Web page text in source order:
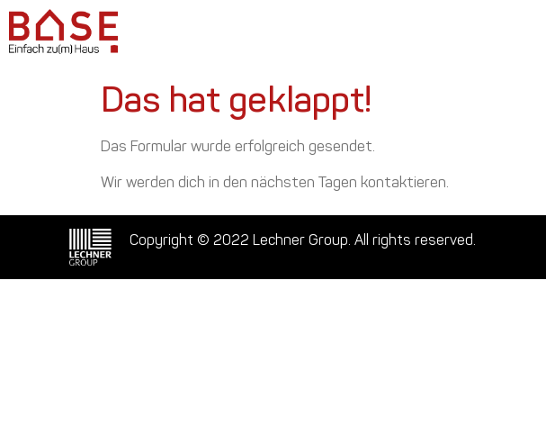
Das hat geklappt!
Das Formular wurde erfolgreich gesendet.
Wir werden dich in den nächsten Tagen kontaktieren.
Copyright © 2022 Lechner Group. All rights reserved.